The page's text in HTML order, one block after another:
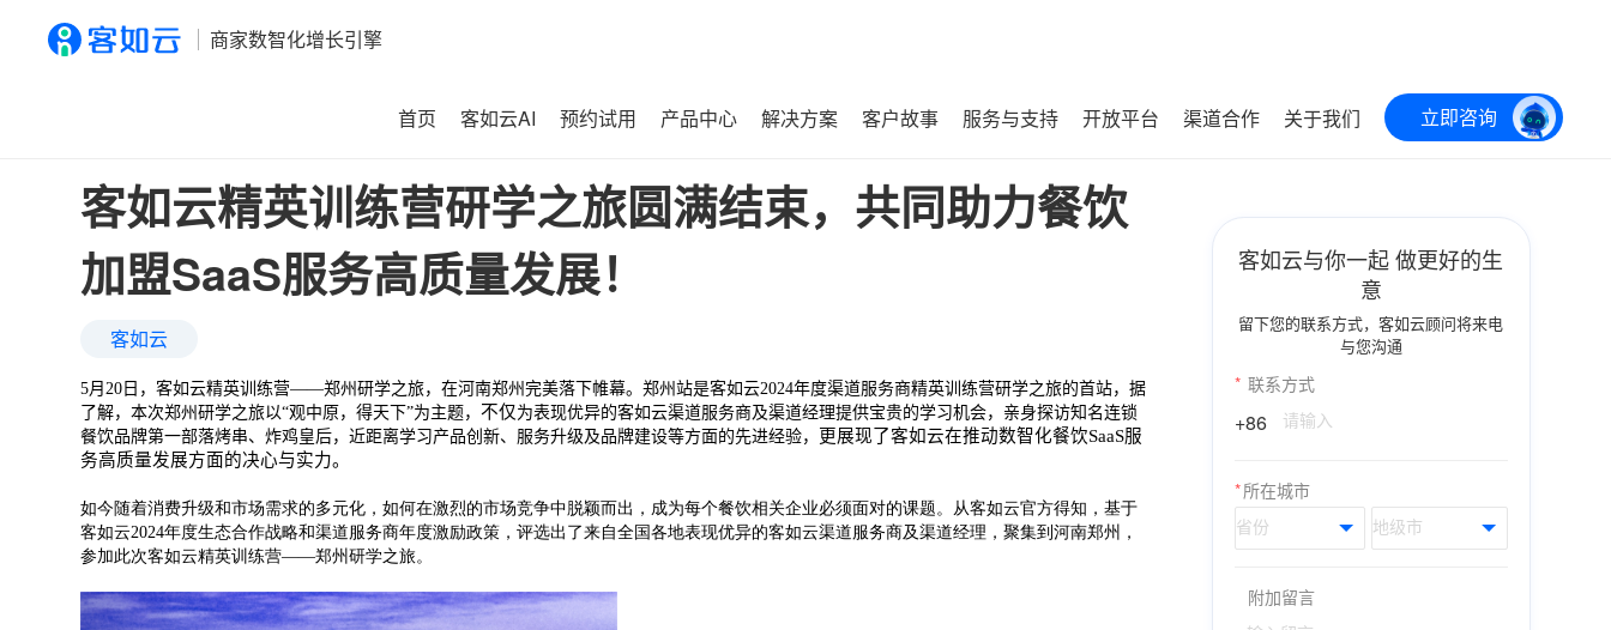
商家数智化增长引擎
首页 客如云AI 预约试用 产品中心 解决方案 客户故事 服务与支持 开放平台 渠道合作 关于我们 立即咨询
客如云精英训练营研学之旅圆满结束，共同助力餐饮
加盟SaaS服务高质量发展！
客如云
5月 20 日，客如云精英训练营——郑州研学之旅，在河南郑州完美落下帷幕。郑州站是客如云2024年度渠道服务商精英训练营研学之旅的首站，据
了解，本次郑州研学之旅以“观中原，得天下”为主题，不仅为表现优异的客如云渠道服务商及渠道经理提供宝贵的学习机会，亲身探访知名连锁
餐饮品牌第一部落烤串、炸鸡皇后，近距离学习产品创新、服务升级及品牌建设等方面的先进经验， 更展现了客如云在推动数智化餐饮SaaS服
务高质量发展方面的决心与实力。
如今随着消费升级和市场需求的多元化，如何在激烈的市场竞争中脱颖而出，成为每个餐饮相关企业必须面对的课题。从客如云官方得知，基于
客如云2024年度生态合作战略和渠道服务商年度激励政策，评选出了来自全国各地表现优异的客如云渠道服务商及渠道经理，聚集到河南郑州，
参加此次客如云精英训练营——郑州研学之旅。
客如云与你一起 做更好的生
意
留下您的联系方式，客如云顾问将来电
与您沟通
* 联系方式
+86
*所在城市
附加留言